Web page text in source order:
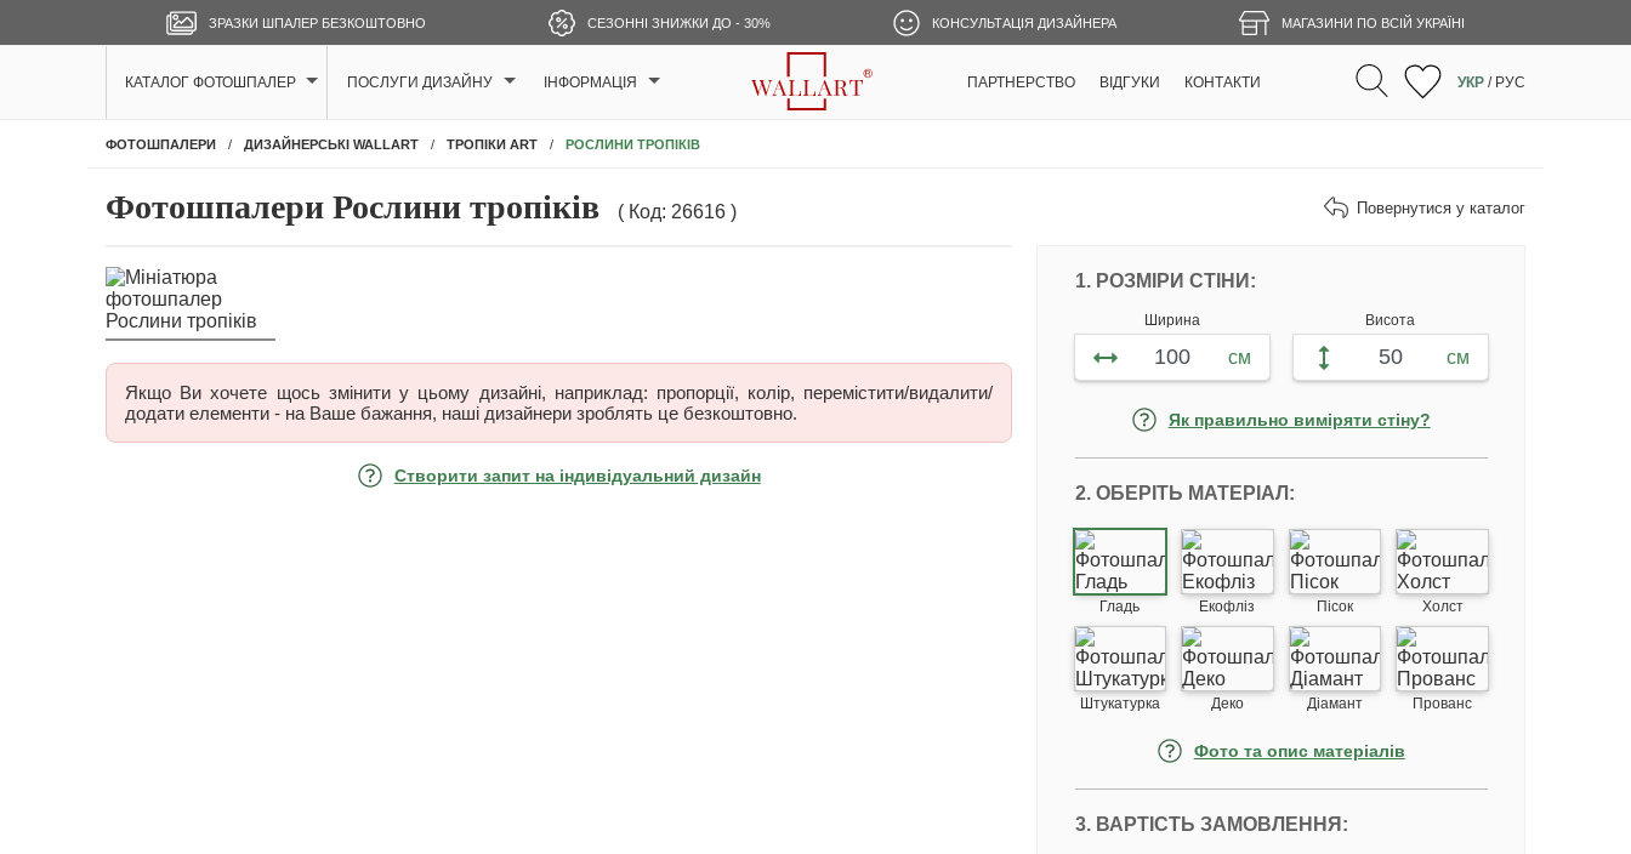
ЗРАЗКИ ШПАЛЕР БЕЗКОШТОВНО СЕЗОННІ ЗНИЖКИ ДО - 30% КОНСУЛЬТАЦІЯ ДИЗАЙНЕРА МАГАЗИНИ ПО ВСІЙ УКРАЇНІ
КАТАЛОГ ФОТОШПАЛЕР ПОСЛУГИ ДИЗАЙНУ ІНФОРМАЦІЯ ПАРТНЕРСТВО ВІДГУКИ КОНТАКТИ УКР / РУС
ФОТОШПАЛЕРИ ДИЗАЙНЕРСЬКІ WALLART ТРОПІКИ ART РОСЛИНИ ТРОПІКІВ
Фотошпалери Рослини тропіків ( Код: 26616 ) Повернутися у каталог
Якщо Ви хочете щось змінити у цьому дизайні, наприклад: пропорції, колір, перемістити/видалити/
додати елементи - на Ваше бажання, наші дизайнери зроблять це безкоштовно.
Створити запит на індивідуальний дизайн
1. РОЗМІРИ СТІНИ:
Ширина
см
Висота
см
Як правильно виміряти стіну?
2. ОБЕРІТЬ МАТЕРІАЛ:
Гладь Екофліз Пісок Холст
Штукатурка Деко Діамант Прованс
Фото та опис матеріалів
3. ВАРТІСТЬ ЗАМОВЛЕННЯ: